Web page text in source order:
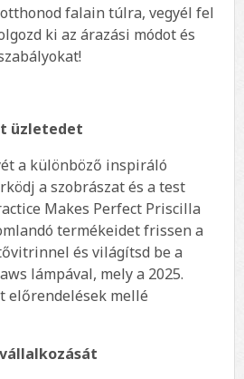
falain túlra, vegyél fel
ki az árazási módot és
üzletedet
a különböző inspiráló
a szobrászat és a test
Makes Perfect Priscilla
termékeidet frissen a
és világítsd be a
lámpával, mely a 2025.
előrendelések mellé